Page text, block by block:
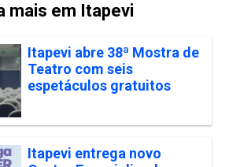
mais em Itapevi
Itapevi abre 38ª Mostra de
Teatro com seis
espetáculos gratuitos
Itapevi entrega novo